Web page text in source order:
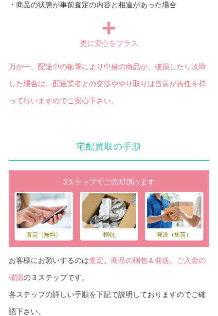
・商品の状態が事前査定の内容と相違があった場合
+
更に安心をプラス
万が一、配送中の衝撃により中身の商品が、破損したり故障
した場合は、配送業者との交渉ややり取りは当店が責任を持
って行いますのでご安心下さい。
宅配買取の手順
3ステップでご売却頂けます
査定（無料） 梱包 発送（集荷）
お客様にお願いするのは査定 商品の梱包＆発送 ご入金の
確認の３ステップです。
各ステップの詳しい手順を下記で説明しておりますのでご確
認下さい。